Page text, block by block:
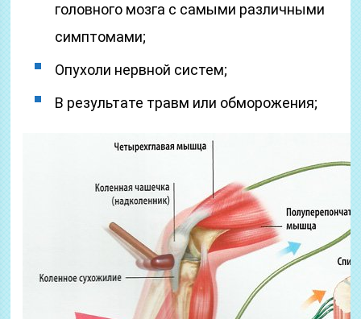
головного мозга с самыми различными
симптомами;
Опухоли нервной систем;
В результате травм или обморожения;